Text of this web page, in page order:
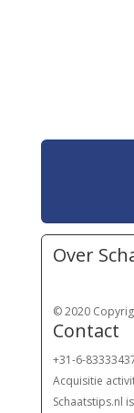
Over
© 2020
Contact
+31-6-
Acquisitie
Schaatstips.nl